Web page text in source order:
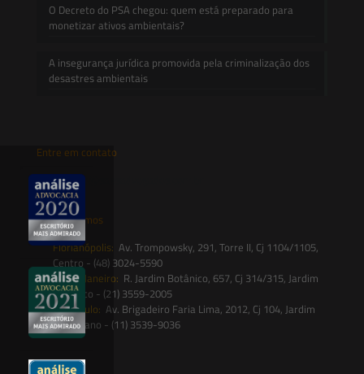
O Decreto do PSA chegou: quem está preparado para
monetizar ativos ambientais?
A insegurança jurídica promovida pela criminalização dos
desastres ambientais
Entre em contato
contato@saesadvogados.com.br
Onde estamos
Florianópolis: Av. Trompowsky, 291, Torre II, Cj 1104/1105,
Centro - (48) 3024-5590
Rio de Janeiro: R. Jardim Botânico, 657, Cj 314/315, Jardim
Botânico - (21) 3559-2005
São Paulo: Av. Brigadeiro Faria Lima, 2012, Cj 104, Jardim
Paulistano - (11) 3539-9036
Siga-nos